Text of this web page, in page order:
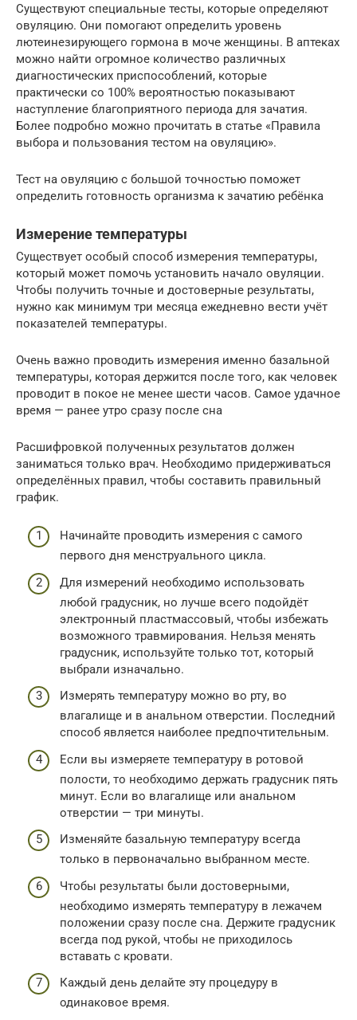
Существуют специальные тесты, которые определяют
овуляцию. Они помогают определить уровень
лютеинезирующего гормона в моче женщины. В аптеках
можно найти огромное количество различных
диагностических приспособлений, которые
практически со 100% вероятностью показывают
наступление благоприятного периода для зачатия.
Более подробно можно прочитать в статье «Правила
выбора и пользования тестом на овуляцию».
Тест на овуляцию с большой точностью поможет
определить готовность организма к зачатию ребёнка
Измерение температуры
Существует особый способ измерения температуры,
который может помочь установить начало овуляции.
Чтобы получить точные и достоверные результаты,
нужно как минимум три месяца ежедневно вести учёт
показателей температуры.
Очень важно проводить измерения именно базальной
температуры, которая держится после того, как человек
проводит в покое не менее шести часов. Самое удачное
время — ранее утро сразу после сна
Расшифровкой полученных результатов должен
заниматься только врач. Необходимо придерживаться
определённых правил, чтобы составить правильный
график.
Начинайте проводить измерения с самого
первого дня менструального цикла.
Для измерений необходимо использовать
любой градусник, но лучше всего подойдёт
электронный пластмассовый, чтобы избежать
возможного травмирования. Нельзя менять
градусник, используйте только тот, который
выбрали изначально.
Измерять температуру можно во рту, во
влагалище и в анальном отверстии. Последний
способ является наиболее предпочтительным.
Если вы измеряете температуру в ротовой
полости, то необходимо держать градусник пять
минут. Если во влагалище или анальном
отверстии — три минуты.
Изменяйте базальную температуру всегда
только в первоначально выбранном месте.
Чтобы результаты были достоверными,
необходимо измерять температуру в лежачем
положении сразу после сна. Держите градусник
всегда под рукой, чтобы не приходилось
вставать с кровати.
Каждый день делайте эту процедуру в
одинаковое время.